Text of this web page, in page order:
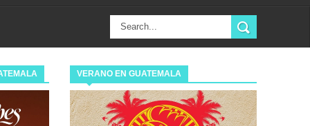
VERANO EN GUATEMALA